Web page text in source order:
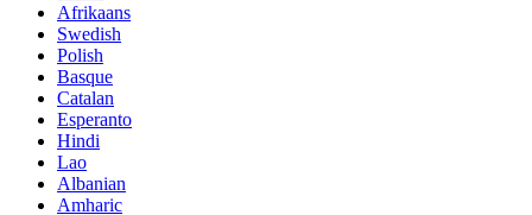
Afrikaans
Swedish
Polish
Basque
Catalan
Esperanto
Hindi
Lao
Albanian
Amharic